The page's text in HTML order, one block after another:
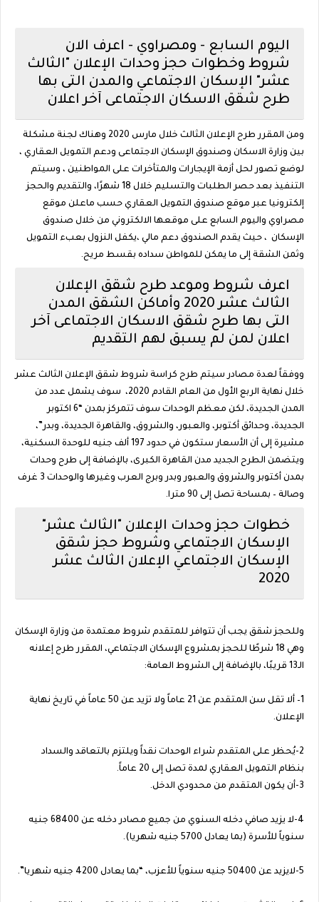
اليوم السابع - ومصراوي - اعرف الان
شروط وخطوات حجز وحدات الإعلان "الثالث
عشر" الإسكان الاجتماعي والمدن التى بها
طرح شقق الاسكان الاجتماعى آخر اعلان
ومن المقرر طرح الإعلان الثالث خلال مارس 2020 وهناك لجنة مشكلة
بين وزارة الاسكان وصندوق الإسكان الاجتماعى ودعم التمويل العقاري ،
لوضع تصور لحل أزمة الإيجارات والمتأخرات على المواطنين ، وسيتم
التنفيذ بعد حصر الطلبات والتسليم خلال 18 شهرًا، والتقديم والحجز
إلكترونيا عبر موقع صندوق التمويل العقاري حسب ماعلن موقع
مصراوي واليوم السابع على موقعها الالكتروني من خلال صندوق
الإسكان ، حيث يقدم الصندوق دعم مالي ،يكفل النزول بعبء التمويل
وثمن الشقة إلى ما يمكن للمواطن سداده بقسط مريح.
اعرف شروط وموعد طرح شقق الإعلان
الثالث عشر 2020 وأماكن الشقق المدن
التى بها طرح شقق الاسكان الاجتماعى آخر
اعلان لمن لم يسبق لهم التقديم
ووفقاً لعدة مصادر سيتم طرح كراسة شروط شقق الإعلان الثالث عشر
خلال نهاية الربع الأول من العام القادم 2020، سوف يشمل عدد من
المدن الجديدة، لكن معظم الوحدات سوف تتمركز بمدن “6 اكتوبر
الجديدة، وحدائق أكتوبر، والعبور، والشروق، والقاهرة الجديدة، وبدر”،
مشيرة إلى أن الأسعار ستكون في حدود 197 ألف جنيه للوحدة السكنية،
ويتضمن الطرح الجديد مدن القاهرة الكبرى، بالإضافة إلى طرح وحدات
بمدن أكتوبر والشروق والعبور وبدر وبرج العرب وغيرها والوحدات 3 غرف
وصالة – بمساحة تصل إلى 90 مترا.
خطوات حجز وحدات الإعلان "الثالث عشر"
الإسكان الاجتماعي وشروط حجز شقق
الإسكان الاجتماعي الإعلان الثالث عشر
2020
وللحجز شقق يجب أن تتوافر للمتقدم شروط معتمدة من وزارة الإسكان
وهي 18 شرطًا للحجز بمشروع الإسكان الاجتماعي، المقرر طرح إعلانه
الـ13 قريبًا، بالإضافة إلى الشروط العامة:
1– ألا تقل سن المتقدم عن 21 عاماً ولا تزيد عن 50 عاماً في تاريخ نهاية
الإعلان.
2-يُحظر على المتقدم شراء الوحدات نقداً ويلتزم بالتعاقد والسداد
بنظام التمويل العقاري لمدة تصل إلى 20 عاماً.
3-أن يكون المتقدم من محدودي الدخل.
4-لا يزيد صافي دخله السنوي من جميع مصادر دخله عن 68400 جنيه
سنوياً للأسرة (بما يعادل 5700 جنيه شهريا).
5-لايزيد عن 50400 جنيه سنوياً للأعزب، “بما يعادل 4200 جنيه شهريا”.